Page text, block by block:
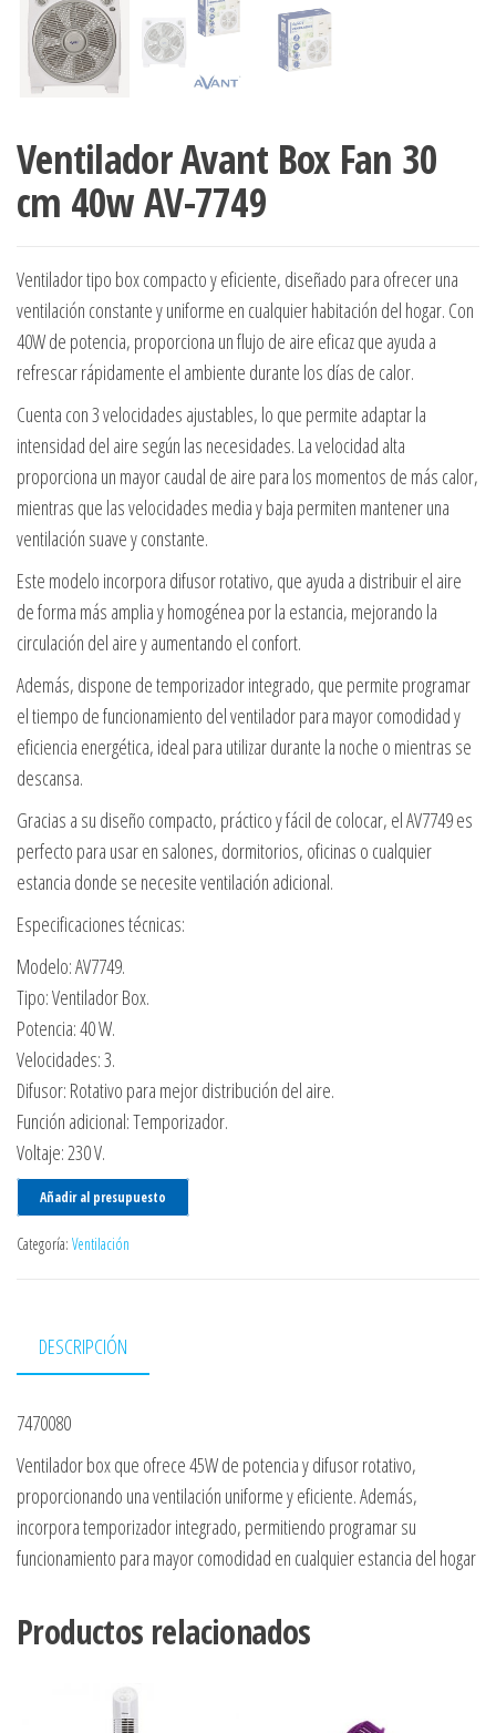
Ventilador Avant Box Fan 30
cm 40w AV-7749
Ventilador tipo box compacto y eficiente, diseñado para ofrecer una
ventilación constante y uniforme en cualquier habitación del hogar. Con
40W de potencia, proporciona un flujo de aire eficaz que ayuda a
refrescar rápidamente el ambiente durante los días de calor.
Cuenta con 3 velocidades ajustables, lo que permite adaptar la
intensidad del aire según las necesidades. La velocidad alta
proporciona un mayor caudal de aire para los momentos de más calor,
mientras que las velocidades media y baja permiten mantener una
ventilación suave y constante.
Este modelo incorpora difusor rotativo, que ayuda a distribuir el aire
de forma más amplia y homogénea por la estancia, mejorando la
circulación del aire y aumentando el confort.
Además, dispone de temporizador integrado, que permite programar
el tiempo de funcionamiento del ventilador para mayor comodidad y
eficiencia energética, ideal para utilizar durante la noche o mientras se
descansa.
Gracias a su diseño compacto, práctico y fácil de colocar, el AV7749 es
perfecto para usar en salones, dormitorios, oficinas o cualquier
estancia donde se necesite ventilación adicional.
Especificaciones técnicas:
Modelo: AV7749.
Tipo: Ventilador Box.
Potencia: 40 W.
Velocidades: 3.
Difusor: Rotativo para mejor distribución del aire.
Función adicional: Temporizador.
Voltaje: 230 V.
Añadir al presupuesto
Categoría: Ventilación
DESCRIPCIÓN
7470080
Ventilador box que ofrece 45W de potencia y difusor rotativo,
proporcionando una ventilación uniforme y eficiente. Además,
incorpora temporizador integrado, permitiendo programar su
funcionamiento para mayor comodidad en cualquier estancia del hogar
Productos relacionados